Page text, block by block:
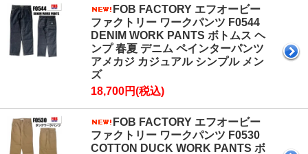
FOB FACTORY エフオービー
ファクトリー ワークパンツ F0544
DENIM WORK PANTS ボトムス ヘ
ンプ 春夏 デニム ペインターパンツ
アメカジ カジュアル シンプル メン
ズ
18,700円(税込)
FOB FACTORY エフオービー
ファクトリー ワークパンツ F0530
COTTON DUCK WORK PANTS ボ